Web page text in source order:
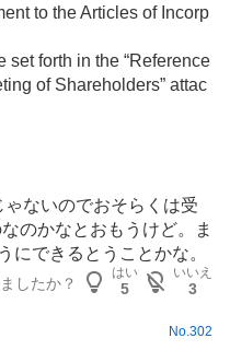
to the Articles of Incorp
forth in the “Reference
of Shareholders” attac
ないのでおそらくは受
のかなとおもうけど。ま
にできるとうことかな。
したか？
はい
5
いいえ
3
No. 302